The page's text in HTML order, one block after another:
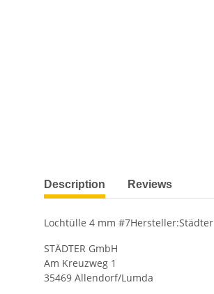
show more tabs
Description Reviews
Lochtülle 4 mm #7Hersteller:Städter
STÄDTER GmbH
Am Kreuzweg 1
35469 Allendorf/Lumda